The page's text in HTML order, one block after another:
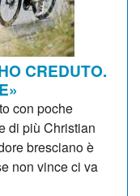
CREDUTO.
con poche
di più Christian
bresciano è
non vince ci va